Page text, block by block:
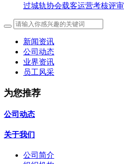
过城轨协会载客运营考核评审
新闻资讯
公司动态
业界资讯
员工风采
为您推荐
公司动态
关于我们
公司简介